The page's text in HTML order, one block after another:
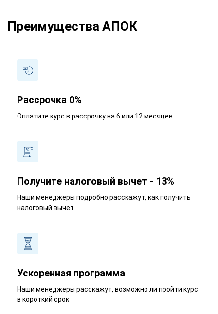
Преимущества АПОК
Рассрочка 0%
Оплатите курс в рассрочку на 6 или 12 месяцев
Получите налоговый вычет - 13%
Наши менеджеры подробно расскажут, как получить
налоговый вычет
Ускоренная программа
Наши менеджеры расскажут, возможно ли пройти курс
в короткий срок